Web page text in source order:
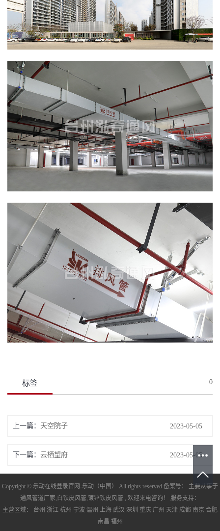
标签 0
上一篇： 天空院子 2023-05-05
下一篇： 云栖望府 2023-05-05
Copyright © 乐动在线登录官网-乐动（中国） All rights reserved 备案号： 主要从事于
通风管道厂家, 白铁皮风管,镀锌铁皮风管 , 欢迎来电咨询！ 服务支持：
主营区域： 台州 浙江 杭州 宁波 温州 上海 武汉 深圳 重庆 广州 天津 成都 南京 合肥
南昌 福州